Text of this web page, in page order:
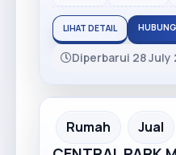
LIHAT DETAIL
Diperbarui 28 July
Recommended
Rumah Jual